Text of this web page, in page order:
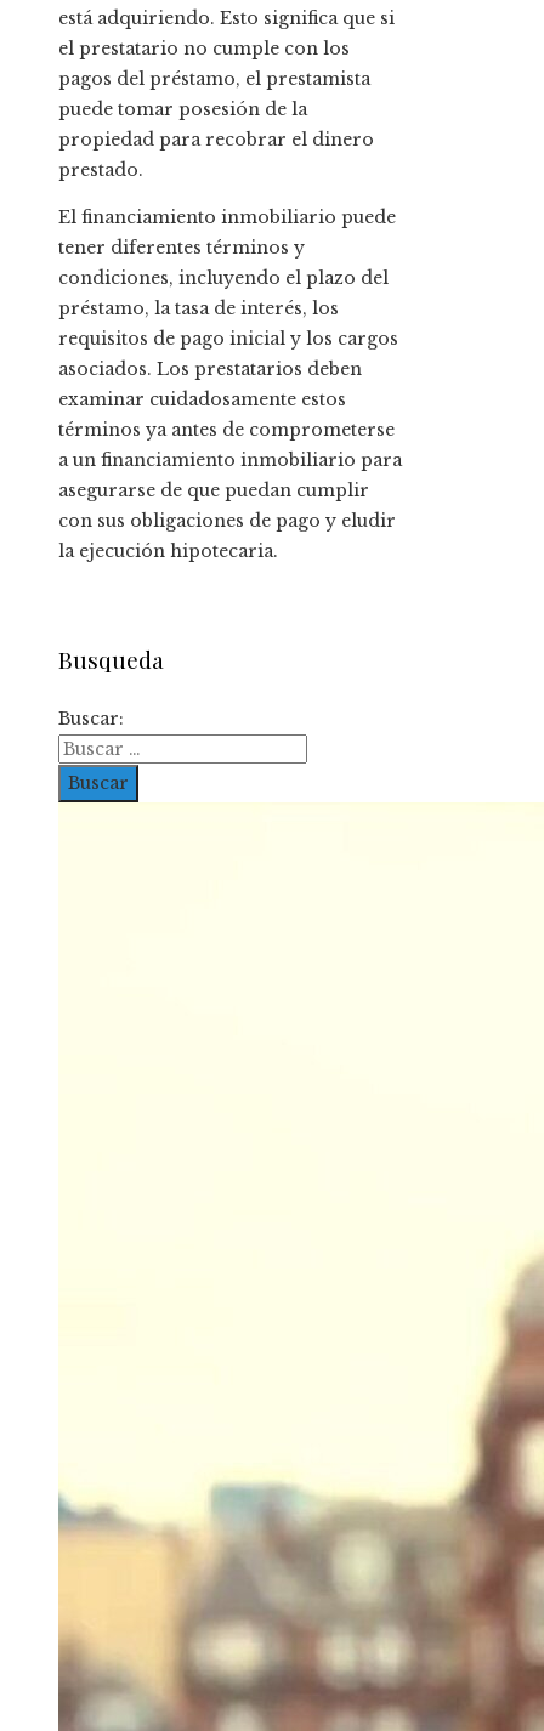
está adquiriendo. Esto significa que si
el prestatario no cumple con los
pagos del préstamo, el prestamista
puede tomar posesión de la
propiedad para recobrar el dinero
prestado.
El financiamiento inmobiliario puede
tener diferentes términos y
condiciones, incluyendo el plazo del
préstamo, la tasa de interés, los
requisitos de pago inicial y los cargos
asociados. Los prestatarios deben
examinar cuidadosamente estos
términos ya antes de comprometerse
a un financiamiento inmobiliario para
asegurarse de que puedan cumplir
con sus obligaciones de pago y eludir
la ejecución hipotecaria.
Busqueda
Buscar: